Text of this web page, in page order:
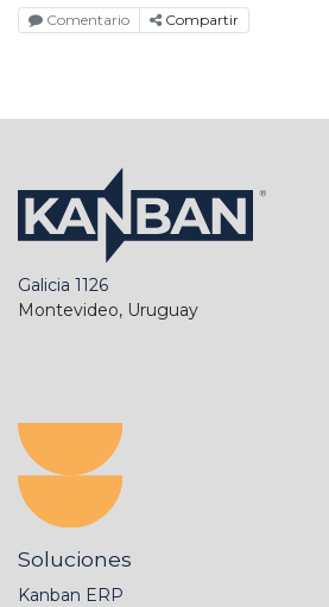
Comentario Compartir
Galicia 1126
Montevideo, Uruguay
Soluciones
Kanban ERP